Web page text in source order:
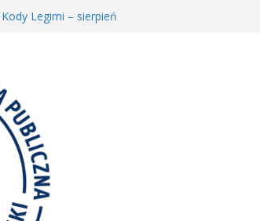
Kody Legimi – sierpień